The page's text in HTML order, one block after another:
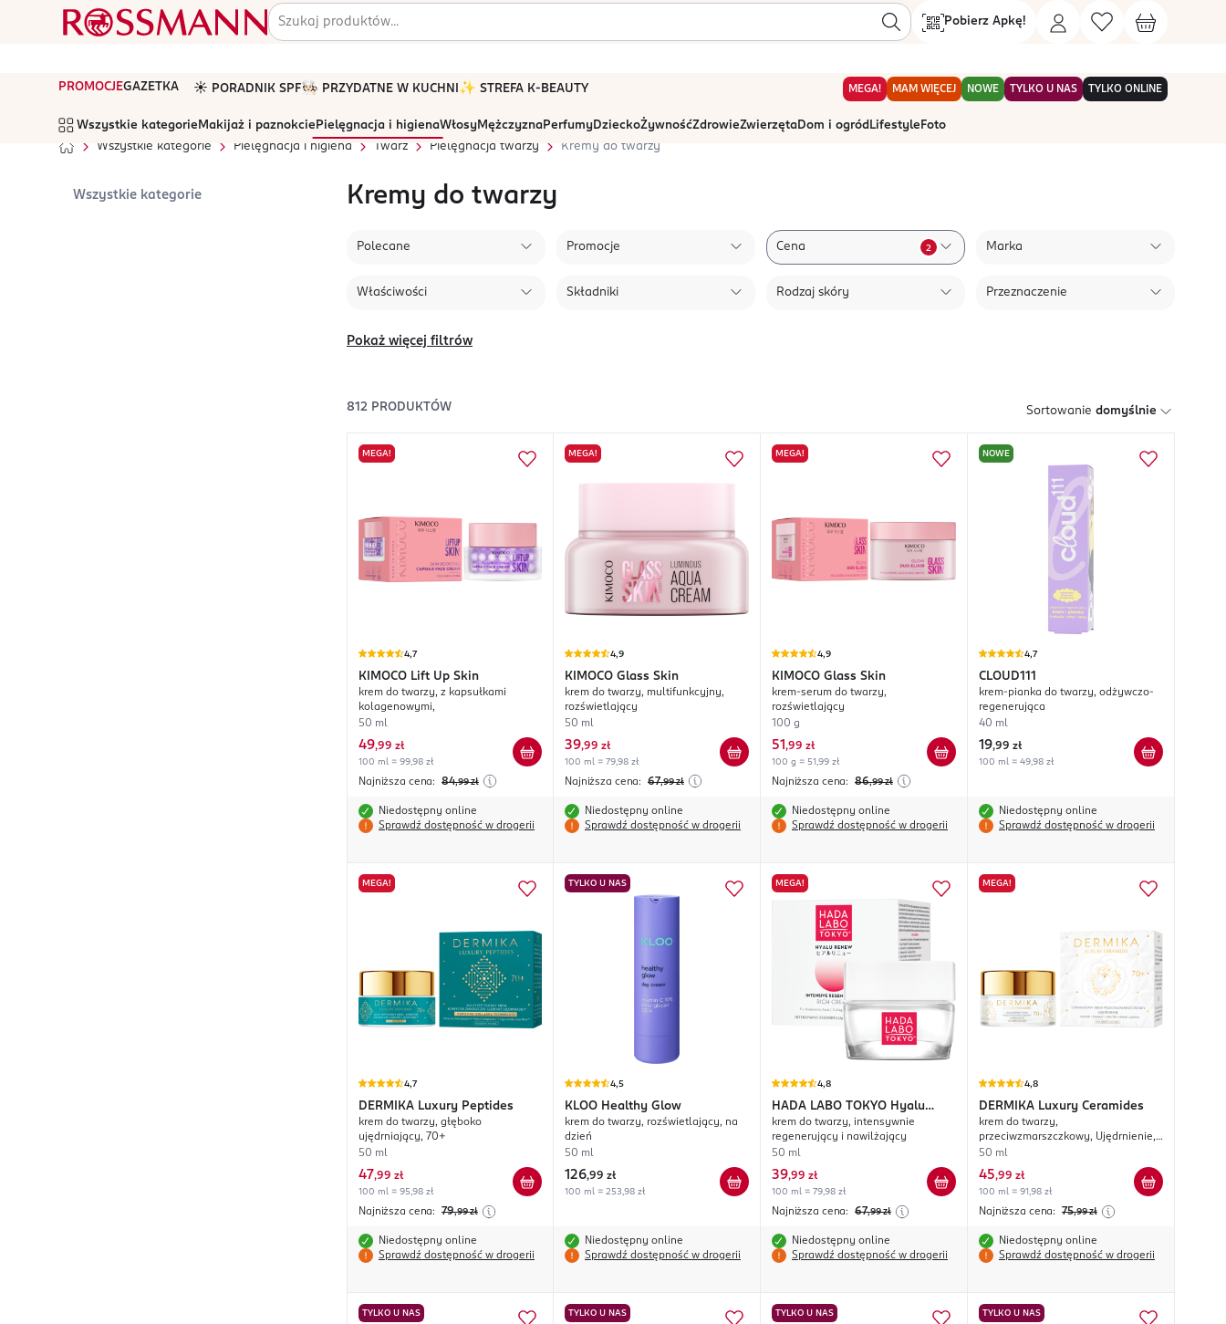
Pobierz Apkę!
PROMOCJEGAZETKA ☀️ PORADNIK SPF🧑🏻‍🍳 PRZYDATNE W KUCHNI ✨ STREFA K-BEAUTY MEGA! MAM WIĘCEJ NOWE TYLKO U NAS TYLKO ONLINE
Wszystkie kategorie Makijaż i paznokcie Pielęgnacja i higienaWłosyMężczyznaPerfumyDzieckoŻywnośćZdrowieZwierzętaDom i ogród Lifestyle Foto
Wszystkie kategorie
Pielęgnacja i higiena Twarz Pielęgnacja twarzy Kremy do twarzy
Wszystkie kategorie Kremy do twarzy
Polecane Promocje Cena 2 Marka
Właściwości Składniki Rodzaj skóry Przeznaczenie
Pokaż więcej filtrów
812 PRODUKTÓW Sortowanie domyślnie
MEGA!
4,7
KIMOCO Lift Up Skin
krem do twarzy, z kapsułkami
kolagenowymi,
50 ml
49,99 zł
100 ml = 99,98 zł
Najniższa cena: 84,99 zł
Niedostępny online
Sprawdź dostępność w drogerii
MEGA!
4,9
KIMOCO Glass Skin
krem do twarzy, multifunkcyjny,
rozświetlający
50 ml
39,99 zł
100 ml = 79,98 zł
Najniższa cena: 67,99 zł
Niedostępny online
Sprawdź dostępność w drogerii
MEGA!
4,9
KIMOCO Glass Skin
krem-serum do twarzy,
rozświetlający
100 g
51 ,99 zł
100 g = 51,99 zł
Najniższa cena: 86,99 zł
Niedostępny online
Sprawdź dostępność w drogerii
NOWE
4,7
CLOUD111
krem-pianka do twarzy, odżywczo-
regenerująca
40 ml
19,99 zł
100 ml = 49,98 zł
Niedostępny online
Sprawdź dostępność w drogerii
MEGA!
4,7
DERMIKA Luxury Peptides
krem do twarzy, głęboko
ujędrniający, 70+
50 ml
47,99 zł
100 ml = 95,98 zł
Najniższa cena: 79,99 zł
Niedostępny online
Sprawdź dostępność w drogerii
TYLKO U NAS
4,5
KLOO Healthy Glow
krem do twarzy, rozświetlający, na
dzień
50 ml
126,99 zł
100 ml = 253,98 zł
Niedostępny online
Sprawdź dostępność w drogerii
MEGA!
4,8
HADA LABO TOKYO Hyalu
Renew
krem do twarzy, intensywnie
regenerujący i nawilżający
50 ml
39,99 zł
100 ml = 79,98 zł
Najniższa cena: 67,99 zł
Niedostępny online
Sprawdź dostępność w drogerii
MEGA!
4,8
DERMIKA Luxury Ceramides
krem do twarzy,
przeciwzmarszczkowy, Ujędrnienie,
70+, na dzień i na noc
50 ml
45,99 zł
100 ml = 91,98 zł
Najniższa cena: 75,99 zł
Niedostępny online
Sprawdź dostępność w drogerii
TYLKO U NAS TYLKO U NAS TYLKO U NAS TYLKO U NAS